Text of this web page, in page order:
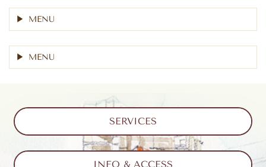
MENU
MENU
SERVICES
INFO & ACCESS